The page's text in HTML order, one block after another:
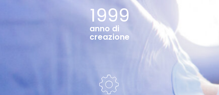
anno di
creazione
1999